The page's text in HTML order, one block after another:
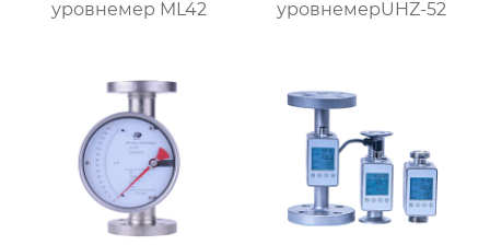
уровнемер ML42 уровнемерUHZ-52